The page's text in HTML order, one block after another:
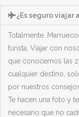
¿Es seguro viajar
Totalmente.
turista. Viajar con
que conocemos las
cualquier destino,
por nuestros
Te hacen una foto y
necesario que no